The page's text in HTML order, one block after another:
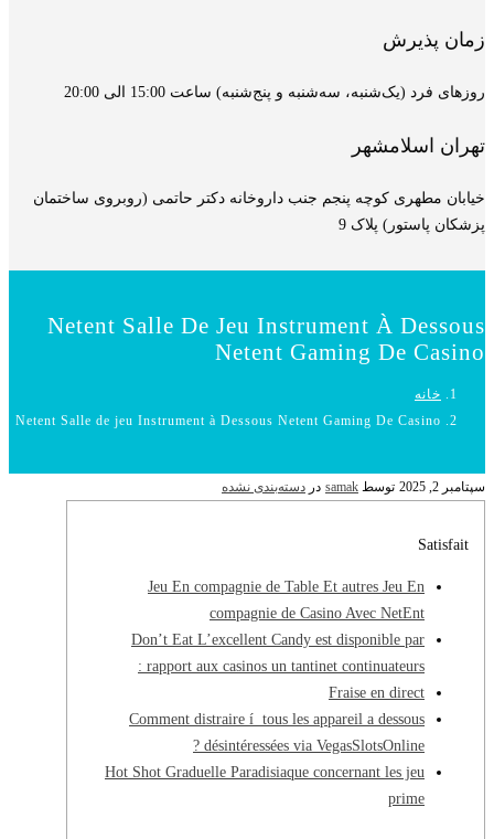
زمان پذیرش
روزهای فرد (یک‌شنبه، سه‌شنبه و پنج‌شنبه) ساعت 15:00 الی 20:00
تهران اسلامشهر
خیابان مطهری کوچه پنجم جنب داروخانه دکتر حاتمی (روبروی ساختمان
پزشکان پاستور) پلاک 9
Netent Salle De Jeu Instrument À Dessous
Netent Gaming De Casino
خانه
Netent Salle de jeu Instrument à Dessous Netent Gaming De Casino
سپتامبر 2, 2025 توسط samak در دسته‌بندی نشده
Satisfait
Jeu En compagnie de Table Et autres Jeu En
compagnie de Casino Avec NetEnt
Don’t Eat L’excellent Candy est disponible par
rapport aux casinos un tantinet continuateurs :
Fraise en direct
Comment distraire í tous les appareil a dessous
désintéressées via VegasSlotsOnline ?
Hot Shot Graduelle Paradisiaque concernant les jeu
prime